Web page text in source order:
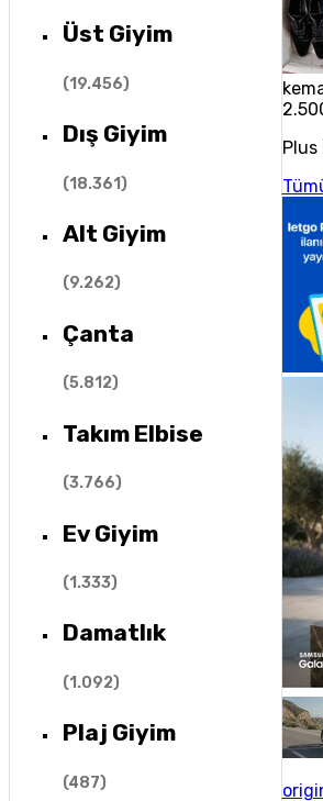
Üst Giyim
(19.456)
Dış Giyim
(18.361)
Alt Giyim
(9.262)
Çanta
(5.812)
Takım Elbise
(3.766)
Ev Giyim
(1.333)
Damatlık
(1.092)
Plaj Giyim
(487)
Plus